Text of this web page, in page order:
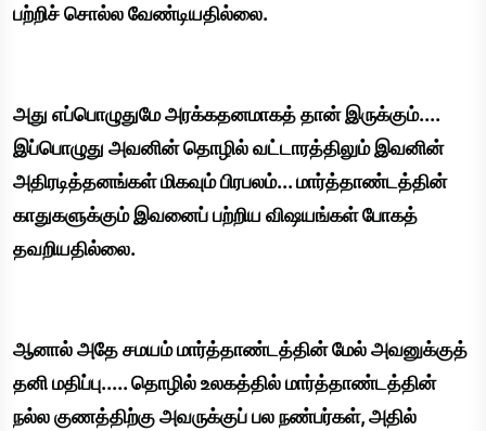
பற்றிச் சொல்ல வேண்டியதில்லை.
அது எப்பொழுதுமே அரக்கதனமாகத் தான் இருக்கும்....
இப்பொழுது அவனின் தொழில் வட்டாரத்திலும் இவனின்
அதிரடித்தனங்கள் மிகவும் பிரபலம்... மார்த்தாண்டத்தின்
காதுகளுக்கும் இவனைப் பற்றிய விஷயங்கள் போகத்
தவறியதில்லை.
ஆனால் அதே சமயம் மார்த்தாண்டத்தின் மேல் அவனுக்குத்
தனி மதிப்பு..... தொழில் உலகத்தில் மார்த்தாண்டத்தின்
நல்ல குணத்திற்கு அவருக்குப் பல நண்பர்கள், அதில்